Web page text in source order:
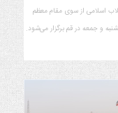
اسلامی از سوی مقام معظم
و جمعه در قم برگزار می‌شود.